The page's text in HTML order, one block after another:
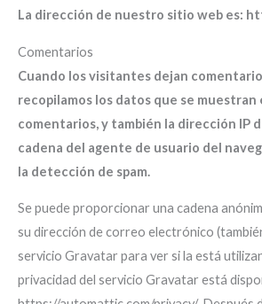
La dirección de nuestro sitio web es:
Comentarios
Cuando los visitantes dejan
recopilamos los datos que se
comentarios, y también la dirección IP
cadena del agente de usuario del
la detección de spam.
Se puede proporcionar una cadena
su dirección de correo electrónico
servicio Gravatar para ver si la está
privacidad del servicio Gravatar está